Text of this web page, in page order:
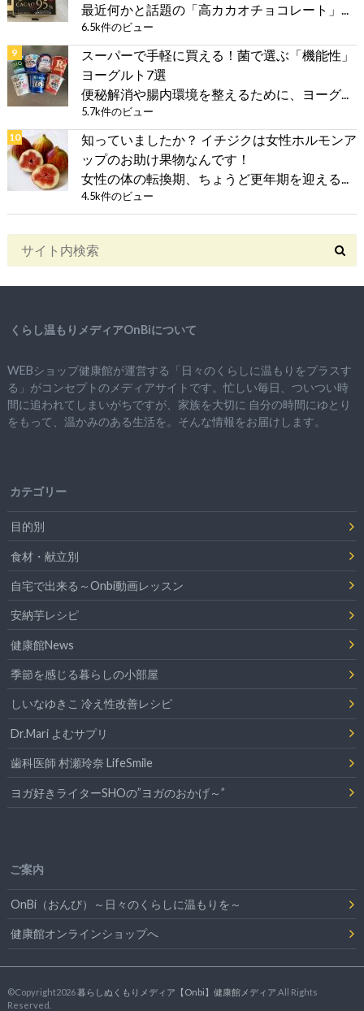
最近何かと話題の「高カカオチョコレート」...
6.5k件のビュー
スーパーで手軽に買える！菌で選ぶ「機能性」
ヨーグルト7選
便秘解消や腸内環境を整えるために、ヨーグ...
5.7k件のビュー
知っていましたか？ イチジクは女性ホルモンア
ップのお助け果物なんです！
女性の体の転換期、ちょうど更年期を迎える...
4.5k件のビュー
くらし温もりメディアOnBiについて
WEBショップ健康館が運営する「日々のくらしに温もりをプラスす
る」がコンセプトのメディアサイトです。忙しい毎日、ついつい時
間に追われてしまいがちですが、 家族を大切に 自分の時間にゆとり
をもって、 温かみのある生活を。そんな情報をお届けします。
カテゴリー
目的別
食材・献立別
自宅で出来る～Onbi動画レッスン
安納芋レシピ
健康館News
季節を感じる暮らしの小部屋
しいなゆきこ 冷え性改善レシピ
Dr.Mari よむサプリ
歯科医師 村瀬玲奈 LifeSmile
ヨガ好きライターSHOの”ヨガのおかげ～”
ご案内
OnBi（おんび）～日々のくらしに温もりを～
健康館オンラインショップへ
©Copyright2026暮らしぬくもりメディア【Onbi】健康館メディア .All Rights
Reserved.